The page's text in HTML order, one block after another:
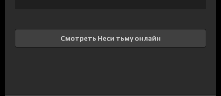
Смотреть Неси тьму онлайн